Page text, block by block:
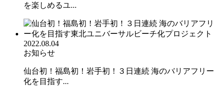
を楽しめるユ...
2022.08.04
お知らせ
仙台初！福島初！岩手初！３日連続 海のバリアフリー
化を目指す...